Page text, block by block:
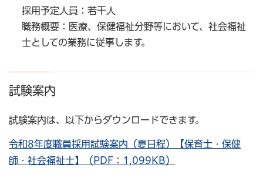
採用予定人員：若干人
職務概要：医療、保健福祉分野等において、社会福祉
士としての業務に従事します。
試験案内
試験案内は、以下からダウンロードできます。
令和8年度職員採用試験案内（夏日程）【保育士・保健
師・社会福祉士】（PDF：1,099KB）